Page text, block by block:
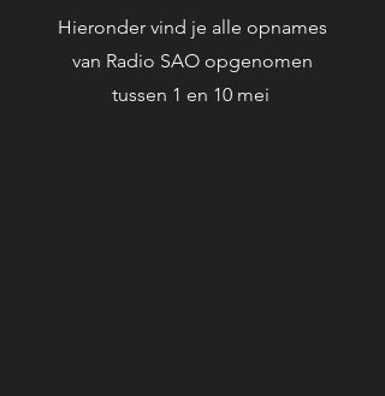
Hieronder vind je alle opnames
van Radio SAO opgenomen
tussen 1 en 10 mei